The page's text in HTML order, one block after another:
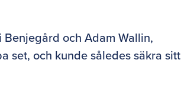
och Adam Wallin,
set, och kunde således säkra sitt